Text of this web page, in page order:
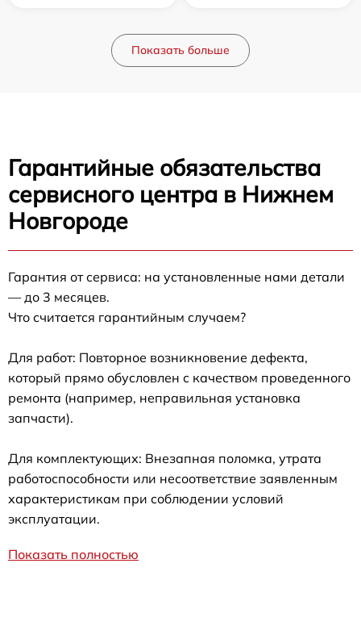
Показать больше
Гарантийные обязательства
сервисного центра в Нижнем
Новгороде
Гарантия от сервиса: на установленные нами детали
— до 3 месяцев.
Что считается гарантийным случаем?
Для работ: Повторное возникновение дефекта,
который прямо обусловлен с качеством проведенного
ремонта (например, неправильная установка
запчасти).
Для комплектующих: Внезапная поломка, утрата
работоспособности или несоответствие заявленным
характеристикам при соблюдении условий
эксплуатации.
Показать полностью